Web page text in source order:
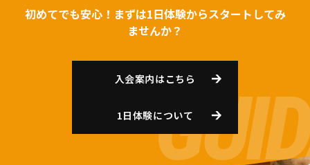
初めてでも安心！まずは1日体験からスタートしてみ
ませんか？
入会案内はこちら
1日体験について